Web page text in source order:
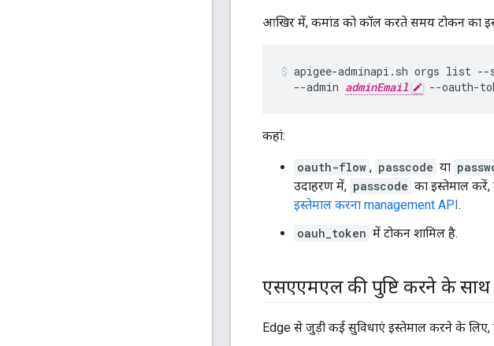
आखिर में, कमांड को कॉल करते समय टोकन का
apigee-adminapi.sh orgs list --
  --admin
adminEmail --oauth-
कहां:
oauth-flow , passcode या
उदाहरण में, passcode का इस्तेमाल
इस्तेमाल करना management API.
oauh_token में टोकन शामिल है.
एसएएमएल की पुष्टि करने के साथ
Edge से जुड़ी कई सुविधाएं इस्तेमाल करने के